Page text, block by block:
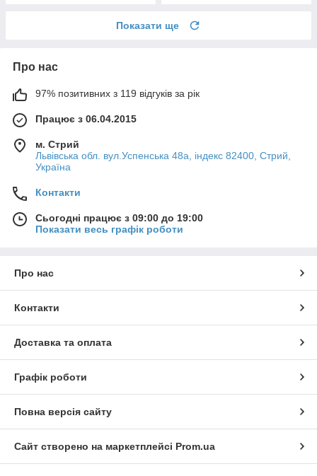
Показати ще
Про нас
97% позитивних з 119 відгуків за рік
Працює з 06.04.2015
м. Стрий
Львівська обл. вул.Успенська 48а, індекс 82400, Стрий,
Україна
Контакти
Сьогодні працює з 09:00 до 19:00
Показати весь графік роботи
Про нас
Контакти
Доставка та оплата
Графік роботи
Повна версія сайту
Сайт створено на маркетплейсі Prom.ua